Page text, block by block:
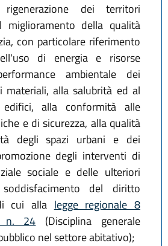
dei territori
miglioramento della qualità
con particolare riferimento
di energia e risorse
ambientale dei
alla salubrità ed al
alla conformità alle
e di sicurezza, alla qualità
degli spazi urbani e dei
degli interventi di
sociale e delle ulteriori
del diritto
cui alla legge regionale 8
n. 24 (Disciplina generale
nel settore abitativo);